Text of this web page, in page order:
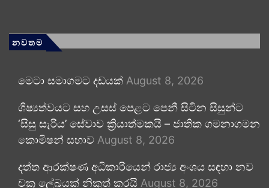
නවතම
මෙටා සමාගමට දඩයක් August 8, 2026
ශිෂ්‍යත්වයට සහ උසස් පෙළට පෙනී සිටින සිසුන්ට
‘සිසු සැරිය’ සේවාව ක්‍රියාත්මකයි – ජාතික ගමනාගමන
කොමිෂන් සභාව August 8, 2026
දත්ත ආරක්ෂණ අධිකාරියෙන් රාජ්‍ය අංශය සඳහා නව
චක්‍ර ලේඛයක් නිකුත් කරයි August 8, 2026